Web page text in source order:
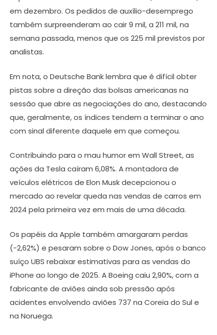
em dezembro. Os pedidos de auxílio-desemprego
também surpreenderam ao cair 9 mil, a 211 mil, na
semana passada, menos que os 225 mil previstos por
analistas.
Em nota, o Deutsche Bank lembra que é difícil obter
pistas sobre a direção das bolsas americanas na
sessão que abre as negociações do ano, destacando
que, geralmente, os índices tendem a terminar o ano
com sinal diferente daquele em que começou.
Contribuindo para o mau humor em Wall Street, as
ações da Tesla caíram 6,08%. A montadora de
veículos elétricos de Elon Musk decepcionou o
mercado ao revelar queda nas vendas de carros em
2024 pela primeira vez em mais de uma década.
Os papéis da Apple também amargaram perdas
(-2,62%) e pesaram sobre o Dow Jones, após o banco
suíço UBS rebaixar estimativas para as vendas do
iPhone ao longo de 2025. A Boeing caiu 2,90%, com a
fabricante de aviões ainda sob pressão após
acidentes envolvendo aviões 737 na Coreia do Sul e
na Noruega.